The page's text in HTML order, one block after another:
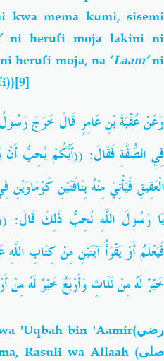
kwa mema kumi, sisemi
ni herufi moja lakini ni
herufi moja, na ‘Laam’ni
[9]
وَعَنْعُقْبَةَبْنِعَامِرٍقَالَ خَرَجَرَسُولُ
فِي الصُّفَّةِ فَقَالَ: ((أَيُّكُمْ يُحِبُّ أَنْ
الْعَقِيقِفَيَأْتِيَمِنْهُبِنَاقَتَيْنِكَوْمَاوَيْنِ
يَا رَسُولَ اللَّهِ نُحِبُّ ذَلِكَ قَالَ:
فَيَعْلَمُأَوْيَقْرَأُ آيَتَيْنِمِنْكِتَابِ اللَّهِ
خَيْرٌلَهُمِنْثَلَاثٍوَأَرْبَعٌخَيْرٌلَهُمِنْ
'Uqbahbin 'Aamir(رضي
Rasuli wa Allaah (صلى